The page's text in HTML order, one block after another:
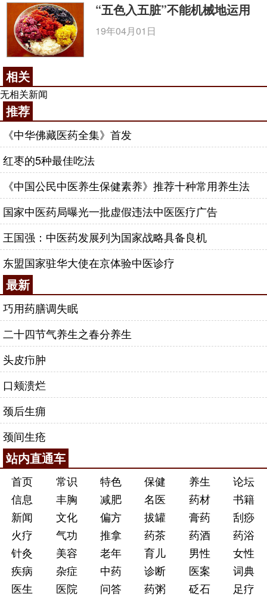
“五色入五脏”不能机械地运用
19年04月01日
相关
无相关新闻
推荐
《中华佛藏医药全集》首发
红枣的5种最佳吃法
《中国公民中医养生保健素养》推荐十种常用养生法
国家中医药局曝光一批虚假违法中医医疗广告
王国强：中医药发展列为国家战略具备良机
东盟国家驻华大使在京体验中医诊疗
最新
巧用药膳调失眠
二十四节气养生之春分养生
头皮疖肿
口颊溃烂
颈后生痈
颈间生疮
站内直通车
首页 常识 特色 保健 养生
论坛
信息
丰胸 减肥 名医 药材
书籍
新闻
文化 偏方 拔罐 膏药
刮痧
火疗
气功 推拿 药茶 药酒
药浴
针灸
美容 老年 育儿 男性
女性
疾病
杂症 中药 诊断 医案
词典
医生
医院 问答 药粥 砭石 足疗